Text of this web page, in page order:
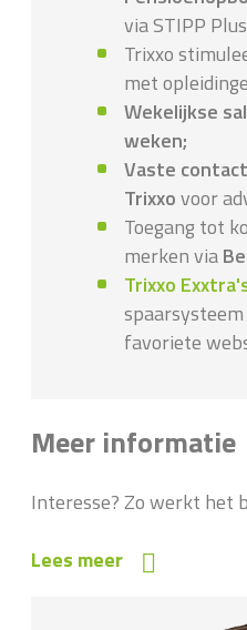
via STIPP
Trixxo
met
Wekelijkse
weken;
Vaste
Trixxovoor
Toegang tot
merken via
Trixxo
favoriete
Meer informatie
Interesse? Zo werkt het
Lees meer